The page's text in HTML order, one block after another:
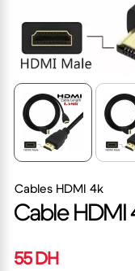
Cables HDMI 4k
Cable HDMI
55 DH